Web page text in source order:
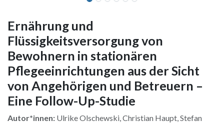
Ernährung und
Flüssigkeitsversorgung von
Bewohnern in stationären
Pflegeeinrichtungen aus der Sicht
von Angehörigen und Betreuern –
Eine Follow-Up-Studie
Autor*innen: Ulrike Olschewski, Christian Haupt, Stefan